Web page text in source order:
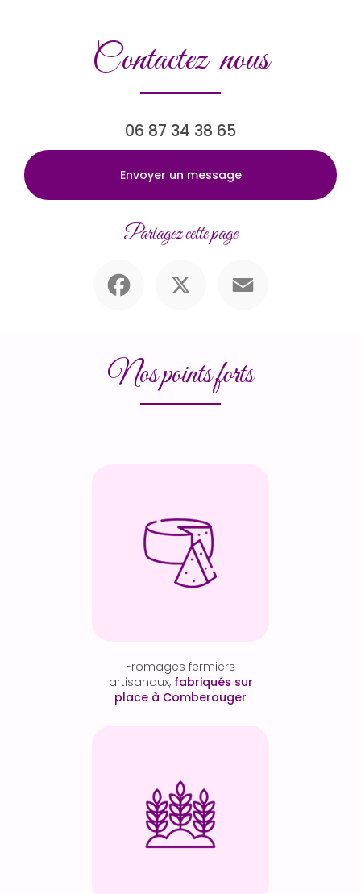
Contactez-nous
06 87 34 38 65
Envoyer un message
Partagez cette page
Nos points forts
Fromages fermiers
artisanaux, fabriqués sur
place à Comberouger